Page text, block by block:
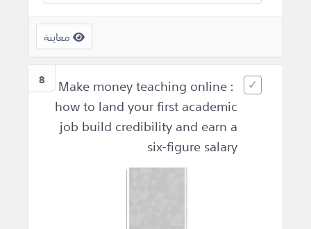
معاينة
8
Make money teaching online :
how to land your first academic
job build credibility and earn a
six-figure salary